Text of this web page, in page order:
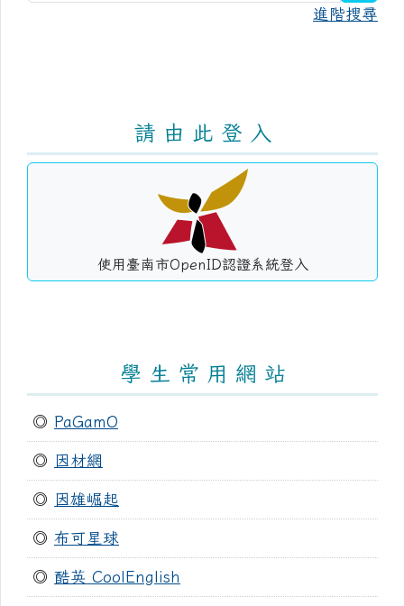
進階搜尋
請 由 此 登 入
使用臺南市OpenID認證系統登入
學 生 常 用 網 站
◎ PaGamO
◎ 因材網
◎ 因雄崛起
◎ 布可星球
◎ 酷英 CoolEnglish